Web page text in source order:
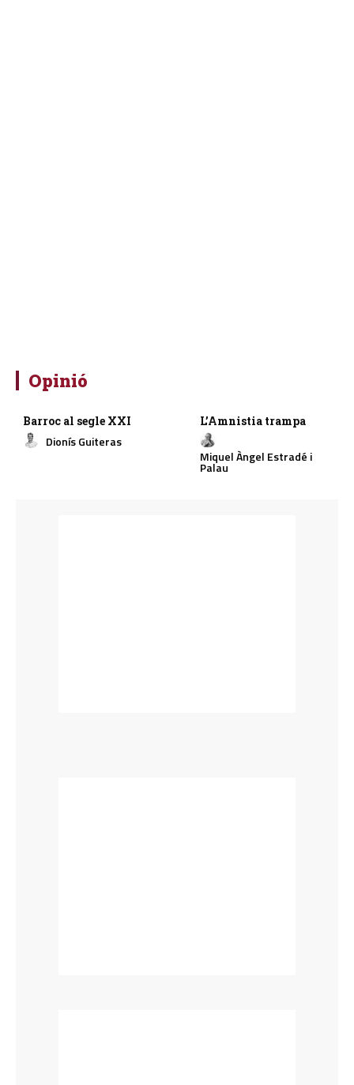
Opinió
Barroc al segle XXI
Dionís Guiteras
L’Amnistia trampa
Miquel Àngel Estradé i
Palau